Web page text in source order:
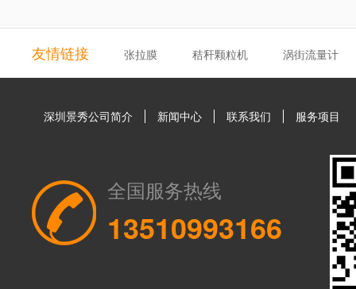
友情链接 张拉膜 秸秆颗粒机 涡街流量计
深圳景秀公司简介 新闻中心 联系我们 服务项目
全国服务热线
13510993166